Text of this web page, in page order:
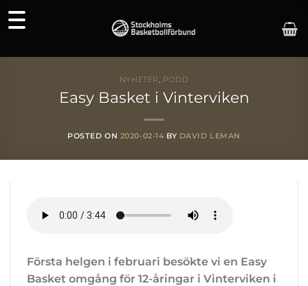
Skip
to
NYHETER, PODD
Easy Basket i Vinterviken
POSTED ON 2020-02-14 BY DAVID LEMAN
Första helgen i februari besökte vi en Easy
Basket omgång för 12-åringar i Vinterviken i